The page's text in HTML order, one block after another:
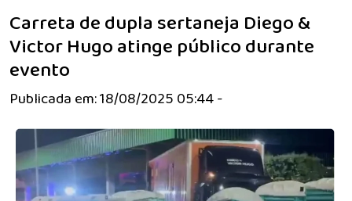
Carreta de dupla sertaneja Diego &
Victor Hugo atinge público durante
evento
Publicada em: 18/08/2025 05:44 -